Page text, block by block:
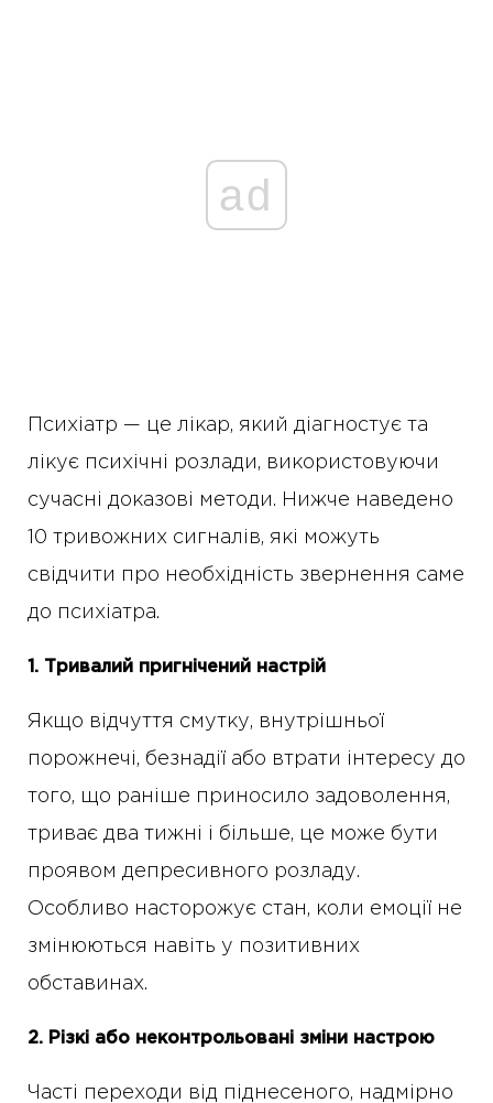
ad
Психіатр — це лікар, який діагностує та
лікує психічні розлади, використовуючи
сучасні доказові методи. Нижче наведено
10 тривожних сигналів, які можуть
свідчити про необхідність звернення саме
до психіатра.
1. Тривалий пригнічений настрій
Якщо відчуття смутку, внутрішньої
порожнечі, безнадії або втрати інтересу до
того, що раніше приносило задоволення,
триває два тижні і більше, це може бути
проявом депресивного розладу.
Особливо насторожує стан, коли емоції не
змінюються навіть у позитивних
обставинах.
2. Різкі або неконтрольовані зміни настрою
Часті переходи від піднесеного, надмірно